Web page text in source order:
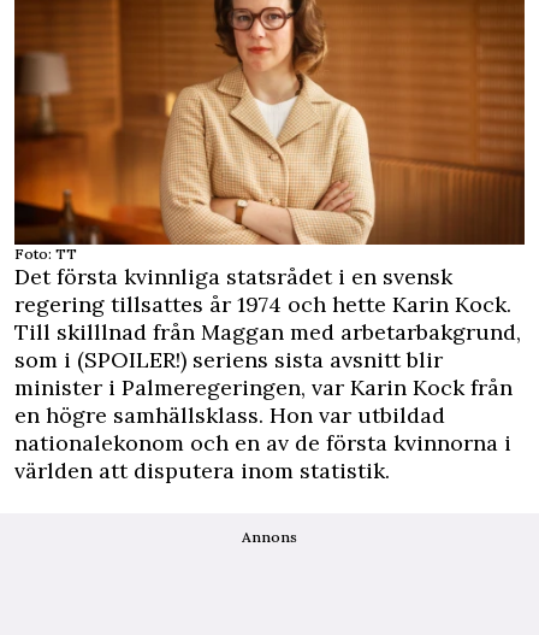
Foto: TT
Det första kvinnliga statsrådet i en svensk
regering tillsattes år 1974 och hette Karin Kock.
Till skilllnad från Maggan med arbetarbakgrund,
som i (SPOILER!) seriens sista avsnitt blir
minister i Palmeregeringen, var Karin Kock från
en högre samhällsklass. Hon var utbildad
nationalekonom och en av de första kvinnorna i
världen att disputera inom statistik.
Annons